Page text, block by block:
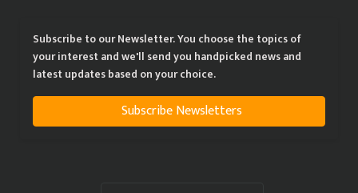
Subscribe to our Newsletter. You choose the topics of
your interest and we'll send you handpicked news and
latest updates based on your choice.
Subscribe Newsletters